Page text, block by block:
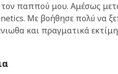
παππού μου. Αμέσως
Με βοήθησε πολύ να
και πραγματικά